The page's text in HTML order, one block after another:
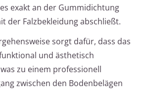
exakt an der Gummidichtung
der Falzbekleidung abschließt.
sorgt dafür, dass das
und ästhetisch
zu einem professionell
zwischen den Bodenbelägen